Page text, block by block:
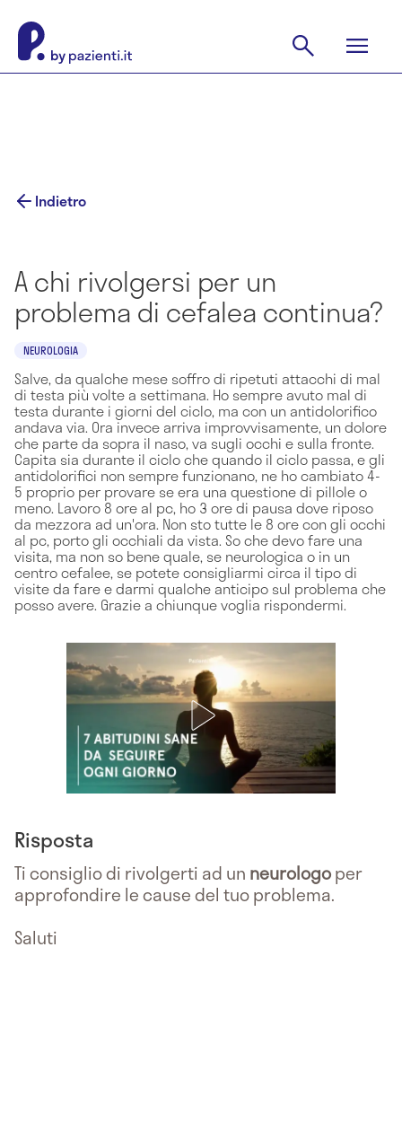
Indietro
A chi rivolgersi per un
problema di cefalea continua?
NEUROLOGIA
Salve, da qualche mese soffro di ripetuti attacchi di mal
di testa più volte a settimana. Ho sempre avuto mal di
testa durante i giorni del ciclo, ma con un antidolorifico
andava via. Ora invece arriva improvvisamente, un dolore
che parte da sopra il naso, va sugli occhi e sulla fronte.
Capita sia durante il ciclo che quando il ciclo passa, e gli
antidolorifici non sempre funzionano, ne ho cambiato 4-
5 proprio per provare se era una questione di pillole o
meno. Lavoro 8 ore al pc, ho 3 ore di pausa dove riposo
da mezzora ad un'ora. Non sto tutte le 8 ore con gli occhi
al pc, porto gli occhiali da vista. So che devo fare una
visita, ma non so bene quale, se neurologica o in un
centro cefalee, se potete consigliarmi circa il tipo di
visite da fare e darmi qualche anticipo sul problema che
posso avere. Grazie a chiunque voglia rispondermi.
Risposta
Ti consiglio di rivolgerti ad un neurologoper
approfondire le cause del tuo problema.
Saluti